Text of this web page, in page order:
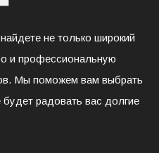
не только широкий
и профессиональную
Мы поможем вам выбрать
радовать вас долгие